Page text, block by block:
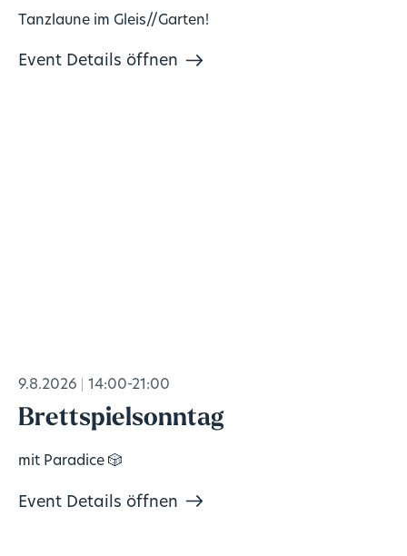
Tanzlaune im Gleis//Garten!
Event Details öffnen
9.8.2026 14:00-21:00
Brettspielsonntag
mit Paradice 🎲
Event Details öffnen